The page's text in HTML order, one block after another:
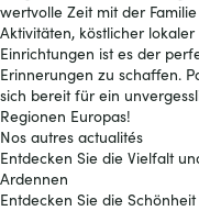
wertvolle Zeit mit der
Aktivitäten, köstlicher
Einrichtungen ist es der
Erinnerungen zu schaffen.
sich bereit für ein
Regionen Europas!
Nos autres actualités
Entdecken Sie die Vielfalt
Ardennen
Entdecken Sie die